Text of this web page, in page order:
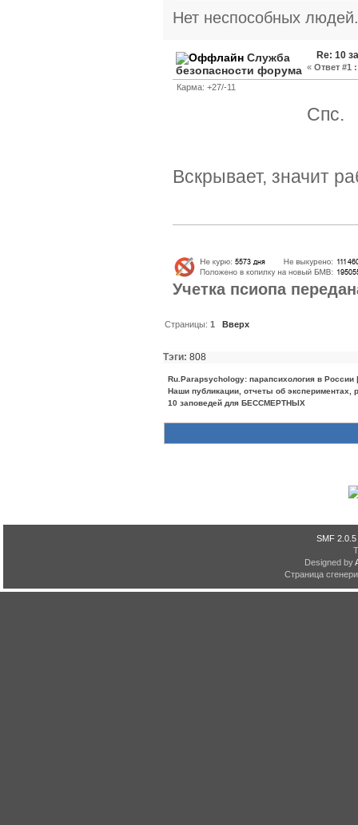
Нет неспособных
Служба
безопасности форума
Карма: +27/-11
Re: 10
« Ответ #1 :
Спс.
Вскрывает, значит
Учетка псиопа
Страницы:1 Вверх
Тэги: 808
Ru.Parapsychology: парапсихология в
Наши публикации, отчеты об экспериментах,
10 заповедей для БЕССМЕРТНЫХ
SMF 2.0.5
Designed by
Страница